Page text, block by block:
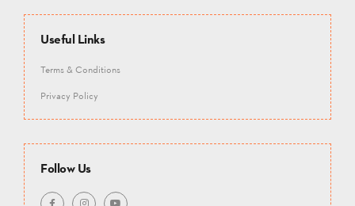
Useful Links
Terms & Conditions
Privacy Policy
Follow Us